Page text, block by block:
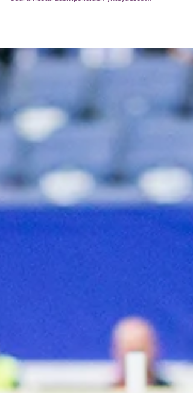
seuramestaruuskilpailuiden yhteydessä...